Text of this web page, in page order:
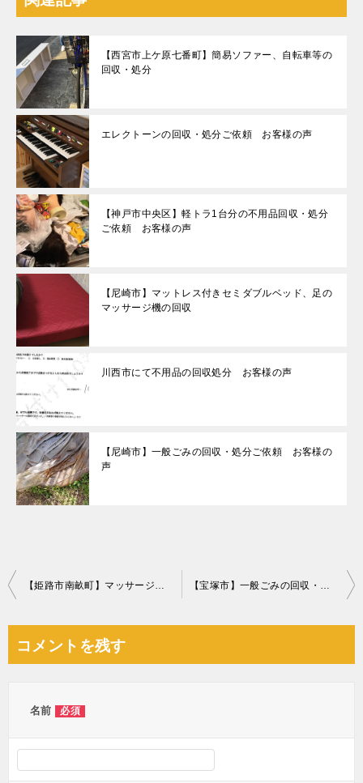
【西宮市上ケ原七番町】簡易ソファー、自転車等の
回収・処分
エレクトーンの回収・処分ご依頼 お客様の声
【神戸市中央区】軽トラ1台分の不用品回収・処分
ご依頼 お客様の声
【尼崎市】マットレス付きセミダブルベッド、足の
マッサージ機の回収
川西市にて不用品の回収処分 お客様の声
【尼崎市】一般ごみの回収・処分ご依頼 お客様の
声
投
ビ
【姫路市南畝町】マッサージチェアの回収・処分ご依頼 お客様の声 【宝塚市】一般ごみの回収・処分ご依頼 お客様の声
コメントを残す
名前 必須